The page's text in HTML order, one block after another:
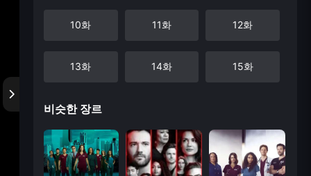
10화 11화 12화
13화 14화 15화
16화
19화 20화 21화
비슷한 장르